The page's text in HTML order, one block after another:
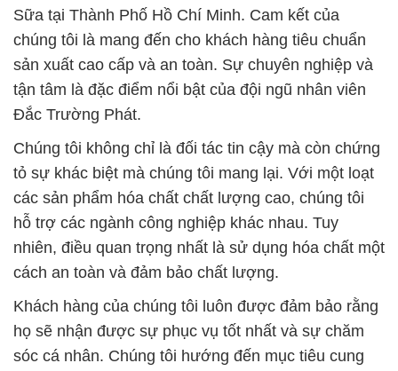
Sữa tại Thành Phố Hồ Chí Minh. Cam kết của
chúng tôi là mang đến cho khách hàng tiêu chuẩn
sản xuất cao cấp và an toàn. Sự chuyên nghiệp và
tận tâm là đặc điểm nổi bật của đội ngũ nhân viên
Đắc Trường Phát.
Chúng tôi không chỉ là đối tác tin cậy mà còn chứng
tỏ sự khác biệt mà chúng tôi mang lại. Với một loạt
các sản phẩm hóa chất chất lượng cao, chúng tôi
hỗ trợ các ngành công nghiệp khác nhau. Tuy
nhiên, điều quan trọng nhất là sử dụng hóa chất một
cách an toàn và đảm bảo chất lượng.
Khách hàng của chúng tôi luôn được đảm bảo rằng
họ sẽ nhận được sự phục vụ tốt nhất và sự chăm
sóc cá nhân. Chúng tôi hướng đến mục tiêu cung